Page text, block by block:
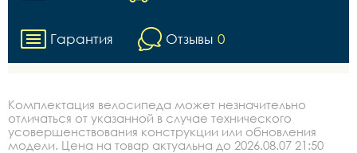
Гарантия Отзывы 0
Комплектация велосипеда может незначительно
отличаться от указанной в случае технического
усовершенствования конструкции или обновления
модели. Цена на товар актуальна до 2026.08.07 21:50